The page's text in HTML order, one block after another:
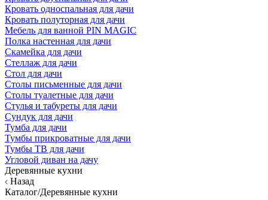
Кровать односпальная для дачи
Кровать полуторная для дачи
Мебель для ванной PIN MAGIC
Полка настенная для дачи
Скамейка для дачи
Стеллаж для дачи
Стол для дачи
Столы письменные для дачи
Столы туалетные для дачи
Стулья и табуреты для дачи
Сундук для дачи
Тумба для дачи
Тумбы прикроватные для дачи
Тумбы ТВ для дачи
Угловой диван на дачу
Деревянные кухни
Назад
Каталог/Деревянные кухни